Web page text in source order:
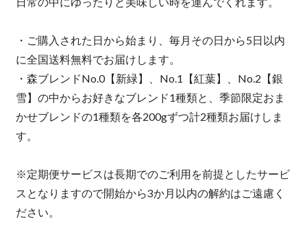
・ご購入された日から始まり、毎月その日から5日以内
に全国送料無料でお届けします。
・森ブレンドNo.0【新緑】、No.1【紅葉】、No.2【銀
雪】の中からお好きなブレンド1種類と、季節限定おま
かせブレンドの1種類を各200gずつ計2種類お届けしま
す。
※定期便サービスは長期でのご利用を前提としたサービ
スとなりますので開始から3か月以内の解約はご遠慮く
ださい。